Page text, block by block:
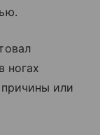
ногах
или